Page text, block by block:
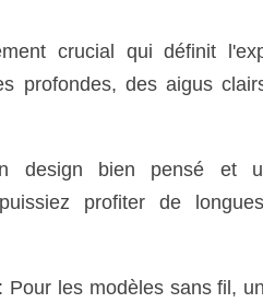
crucial qui définit
profondes, des aigus
design bien pensé et
profiter de
Pour les modèles sans fil,